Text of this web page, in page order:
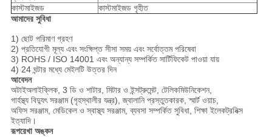
কাস্টমাইজড
কাস্টমাইজড গৃহীত
আমাদের সুবিধা
1) ছোট পরিমাণ গ্রহণ
2) প্রতিযোগী মূল্য এবং সংক্ষিপ্ত সীসা সময় এবং সর্বোত্তম পরিষেবা
3) ROHS / ISO 14001 এবং অন্যান্য সম্পর্কিত সার্টিফিকেট পাওয়া যায়
4) 24 ঘন্টার মধ্যে মেইলটি উত্তর দিন
আবেদন
অটাইঅলাইক্লিক, 3 ডি ও শাটার, মিটার ও ইন্সট্রুমেন্ট, টেলিকমিউনিকেশন,
গার্হস্থ্য বিদ্যুৎ সরঞ্জাম (গৃহস্থালীর যন্ত্র), জ্বালানি প্রস্তুতকারক, স্মার্ট ওয়াচ,
অফিস সরঞ্জাম, মেডিকেল ও স্বাস্থ্য সরঞ্জাম, ব্যবসা সম্পর্কিত সুবিধা, শিক্ষা ইলেকট্রনিক্স
ইত্যাদি।
রূপরেখা অঙ্কন